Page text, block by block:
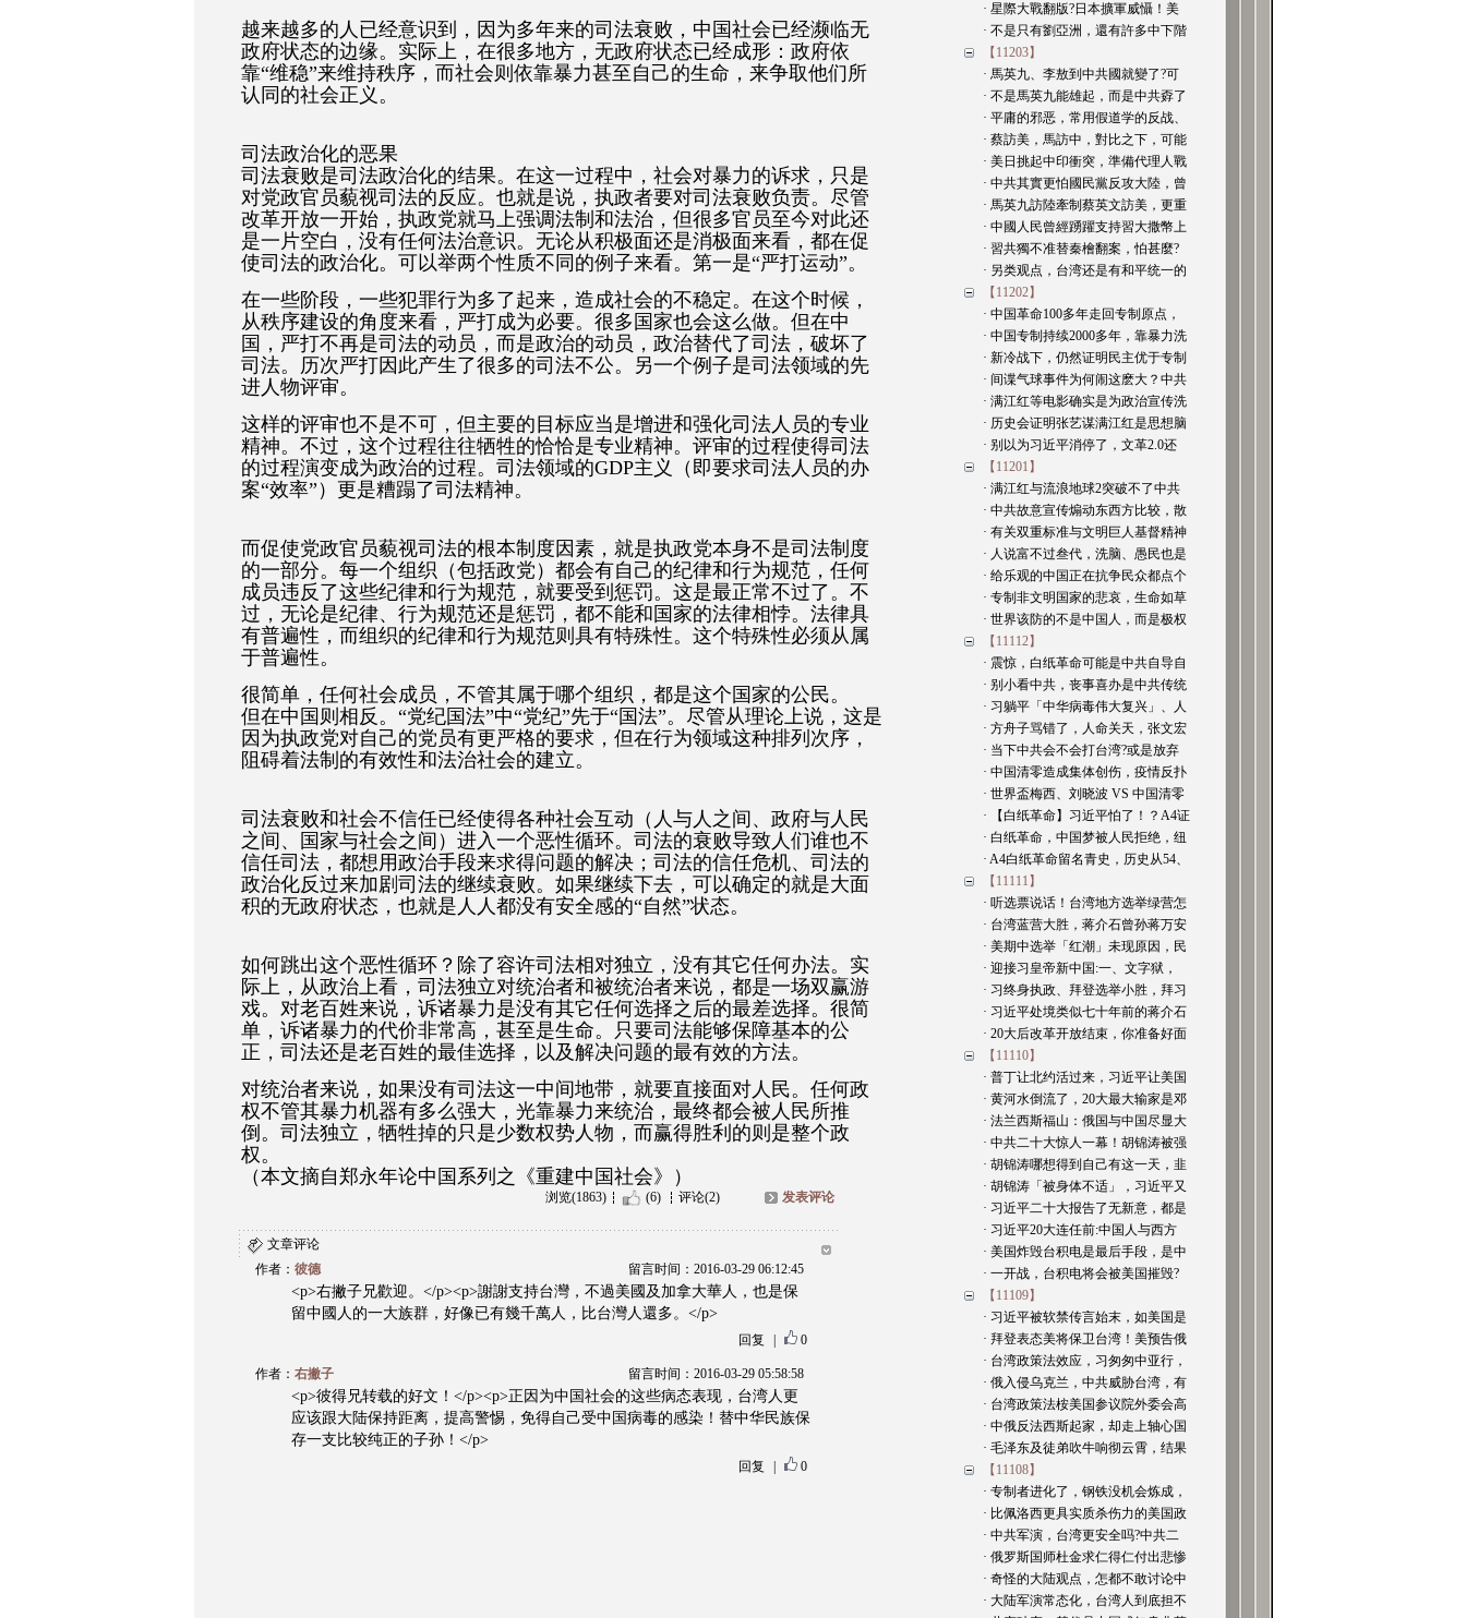
越来越多的人已经意识到，因为多年来的司法衰败，中国社会已经濒临无
政府状态的边缘。实际上，在很多地方，无政府状态已经成形：政府依
靠“维稳”来维持秩序，而社会则依靠暴力甚至自己的生命，来争取他们所
认同的社会正义。
司法政治化的恶果
司法衰败是司法政治化的结果。在这一过程中，社会对暴力的诉求，只是
对党政官员藐视司法的反应。也就是说，执政者要对司法衰败负责。尽管
改革开放一开始，执政党就马上强调法制和法治，但很多官员至今对此还
是一片空白，没有任何法治意识。无论从积极面还是消极面来看，都在促
使司法的政治化。可以举两个性质不同的例子来看。第一是“严打运动”。
在一些阶段，一些犯罪行为多了起来，造成社会的不稳定。在这个时候，
从秩序建设的角度来看，严打成为必要。很多国家也会这么做。但在中
国，严打不再是司法的动员，而是政治的动员，政治替代了司法，破坏了
司法。历次严打因此产生了很多的司法不公。另一个例子是司法领域的先
进人物评审。
这样的评审也不是不可，但主要的目标应当是增进和强化司法人员的专业
精神。不过，这个过程往往牺牲的恰恰是专业精神。评审的过程使得司法
的过程演变成为政治的过程。司法领域的GDP主义（即要求司法人员的办
案“效率”）更是糟蹋了司法精神。
而促使党政官员藐视司法的根本制度因素，就是执政党本身不是司法制度
的一部分。每一个组织（包括政党）都会有自己的纪律和行为规范，任何
成员违反了这些纪律和行为规范，就要受到惩罚。这是最正常不过了。不
过，无论是纪律、行为规范还是惩罚，都不能和国家的法律相悖。法律具
有普遍性，而组织的纪律和行为规范则具有特殊性。这个特殊性必须从属
于普遍性。
很简单，任何社会成员，不管其属于哪个组织，都是这个国家的公民。
但在中国则相反。“党纪国法”中“党纪”先于“国法”。尽管从理论上说，这是
因为执政党对自己的党员有更严格的要求，但在行为领域这种排列次序，
阻碍着法制的有效性和法治社会的建立。
司法衰败和社会不信任已经使得各种社会互动（人与人之间、政府与人民
之间、国家与社会之间）进入一个恶性循环。司法的衰败导致人们谁也不
信任司法，都想用政治手段来求得问题的解决；司法的信任危机、司法的
政治化反过来加剧司法的继续衰败。如果继续下去，可以确定的就是大面
积的无政府状态，也就是人人都没有安全感的“自然”状态。
如何跳出这个恶性循环？除了容许司法相对独立，没有其它任何办法。实
际上，从政治上看，司法独立对统治者和被统治者来说，都是一场双赢游
戏。对老百姓来说，诉诸暴力是没有其它任何选择之后的最差选择。很简
单，诉诸暴力的代价非常高，甚至是生命。只要司法能够保障基本的公
正，司法还是老百姓的最佳选择，以及解决问题的最有效的方法。
对统治者来说，如果没有司法这一中间地带，就要直接面对人民。任何政
权不管其暴力机器有多么强大，光靠暴力来统治，最终都会被人民所推
倒。司法独立，牺牲掉的只是少数权势人物，而赢得胜利的则是整个政
权。
（本文摘自郑永年论中国系列之《重建中国社会》）
浏览(1863) (6) 评论(2) 发表评论
文章评论
作者： 彼德 留言时间：2016-03-29 06:12:45
<p>右撇子兄歡迎。</p><p>謝謝支持台灣，不過美國及加拿大華人，也是保
留中國人的一大族群，好像已有幾千萬人，比台灣人還多。</p>
回复 0
作者： 右撇子 留言时间：2016-03-29 05:58:58
<p>彼得兄转载的好文！</p><p>正因为中国社会的这些病态表现，台湾人更
应该跟大陆保持距离，提高警惕，免得自己受中国病毒的感染！替中华民族保
存一支比较纯正的子孙！</p>
回复 0
· 星際大戰翻版?日本擴軍威懾！美
· 不是只有劉亞洲，還有許多中下階
【11203】
· 馬英九、李敖到中共國就變了?可
· 不是馬英九能雄起，而是中共孬了
· 平庸的邪恶，常用假道学的反战、
· 蔡訪美，馬訪中，對比之下，可能
· 美日挑起中印衝突，準備代理人戰
· 中共其實更怕國民黨反攻大陸，曾
· 馬英九訪陸牽制蔡英文訪美，更重
· 中國人民曾經踴躍支持習大撒幣上
· 習共獨不准替秦檜翻案，怕甚麼?
· 另类观点，台湾还是有和平统一的
【11202】
· 中国革命100多年走回专制原点，
· 中国专制持续2000多年，靠暴力洗
· 新冷战下，仍然证明民主优于专制
· 间谍气球事件为何闹这麽大？中共
· 满江红等电影确实是为政治宣传洗
· 历史会证明张艺谋满江红是思想脑
· 别以为习近平消停了，文革2.0还
【11201】
· 满江红与流浪地球2突破不了中共
· 中共故意宣传煽动东西方比较，散
· 有关双重标准与文明巨人基督精神
· 人说富不过叁代，洗脑、愚民也是
· 给乐观的中国正在抗争民众都点个
· 专制非文明国家的悲哀，生命如草
· 世界该防的不是中国人，而是极权
【11112】
· 震惊，白纸革命可能是中共自导自
· 别小看中共，丧事喜办是中共传统
· 习躺平「中华病毒伟大复兴」、人
· 方舟子骂错了，人命关天，张文宏
· 当下中共会不会打台湾?或是放弃
· 中国清零造成集体创伤，疫情反扑
· 世界盃梅西、刘晓波 VS 中国清零
· 【白纸革命】习近平怕了！？A4证
· 白纸革命，中国梦被人民拒绝，纽
· A4白纸革命留名青史，历史从54、
【11111】
· 听选票说话！台湾地方选举绿营怎
· 台湾蓝营大胜，蒋介石曾孙蒋万安
· 美期中选举「红潮」未现原因，民
· 迎接习皇帝新中国:一、文字狱，
· 习终身执政、拜登选举小胜，拜习
· 习近平处境类似七十年前的蒋介石
· 20大后改革开放结束，你准备好面
【11110】
· 普丁让北约活过来，习近平让美国
· 黄河水倒流了，20大最大输家是邓
· 法兰西斯福山：俄国与中国尽显大
· 中共二十大惊人一幕！胡锦涛被强
· 胡锦涛哪想得到自己有这一天，韭
· 胡锦涛「被身体不适」，习近平又
· 习近平二十大报告了无新意，都是
· 习近平20大连任前:中国人与西方
· 美国炸毁台积电是最后手段，是中
· 一开战，台积电将会被美国摧毁?
【11109】
· 习近平被软禁传言始末，如美国是
· 拜登表态美将保卫台湾！美预告俄
· 台湾政策法效应，习匆匆中亚行，
· 俄入侵乌克兰，中共威胁台湾，有
· 台湾政策法桉美国参议院外委会高
· 中俄反法西斯起家，却走上轴心国
· 毛泽东及徒弟吹牛响彻云霄，结果
【11108】
· 专制者进化了，钢铁没机会炼成，
· 比佩洛西更具实质杀伤力的美国政
· 中共军演，台湾更安全吗?中共二
· 俄罗斯国师杜金求仁得仁付出悲惨
· 奇怪的大陆观点，怎都不敢讨论中
· 大陆军演常态化，台湾人到底担不